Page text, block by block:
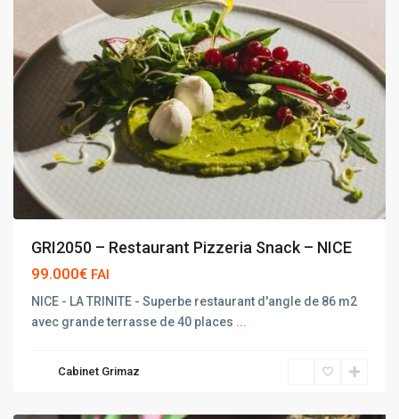
GRI2050 – Restaurant Pizzeria Snack – NICE
99.000€ FAI
NICE - LA TRINITE - Superbe restaurant d'angle de 86 m2
avec grande terrasse de 40 places ...
Cabinet Grimaz